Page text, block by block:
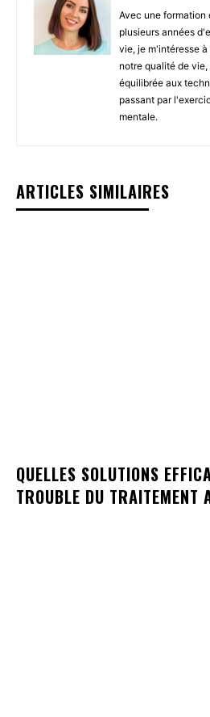
Avec une formation
plusieurs années
vie, je m'intéresse
notre qualité de
équilibrée aux
passant par
mentale.
ARTICLES SIMILAIRES
QUELLES SOLUTIONS
TROUBLE DU TRAITEMENT